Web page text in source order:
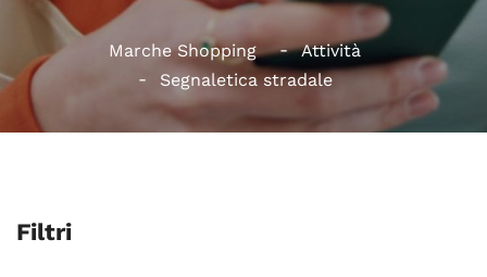
Marche Shopping
Attività
Segnaletica stradale
Filtri